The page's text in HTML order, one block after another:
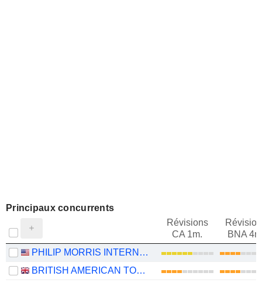
Principaux concurrents
Révisions
CA 1m.
BNA
PHILIP MORRIS INTERNATIONAL, INC.
BRITISH AMERICAN TOBACCO P.L.C.